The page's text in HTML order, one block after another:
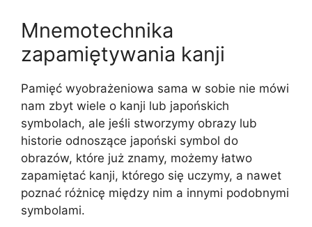
Mnemotechnika
zapamiętywania kanji
Pamięć wyobrażeniowa sama w sobie nie mówi
nam zbyt wiele o kanji lub japońskich
symbolach, ale jeśli stworzymy obrazy lub
historie odnoszące japoński symbol do
obrazów, które już znamy, możemy łatwo
zapamiętać kanji, którego się uczymy, a nawet
poznać różnicę między nim a innymi podobnymi
symbolami.